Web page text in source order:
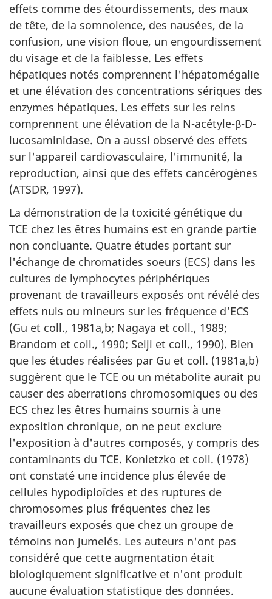
effets comme des étourdissements, des maux
de tête, de la somnolence, des nausées, de la
confusion, une vision floue, un engourdissement
du visage et de la faiblesse. Les effets
hépatiques notés comprennent l'hépatomégalie
et une élévation des concentrations sériques des
enzymes hépatiques. Les effets sur les reins
comprennent une élévation de la N-acétyle-β-D-
lucosaminidase. On a aussi observé des effets
sur l'appareil cardiovasculaire, l'immunité, la
reproduction, ainsi que des effets cancérogènes
(ATSDR, 1997).
La démonstration de la toxicité génétique du
TCE chez les êtres humains est en grande partie
non concluante. Quatre études portant sur
l'échange de chromatides soeurs (ECS) dans les
cultures de lymphocytes périphériques
provenant de travailleurs exposés ont révélé des
effets nuls ou mineurs sur les fréquence d'ECS
(Gu et coll., 1981a,b; Nagaya et coll., 1989;
Brandom et coll., 1990; Seiji et coll., 1990). Bien
que les études réalisées par Gu et coll. (1981a,b)
suggèrent que le TCE ou un métabolite aurait pu
causer des aberrations chromosomiques ou des
ECS chez les êtres humains soumis à une
exposition chronique, on ne peut exclure
l'exposition à d'autres composés, y compris des
contaminants du TCE. Konietzko et coll. (1978)
ont constaté une incidence plus élevée de
cellules hypodiploïdes et des ruptures de
chromosomes plus fréquentes chez les
travailleurs exposés que chez un groupe de
témoins non jumelés. Les auteurs n'ont pas
considéré que cette augmentation était
biologiquement significative et n'ont produit
aucune évaluation statistique des données.